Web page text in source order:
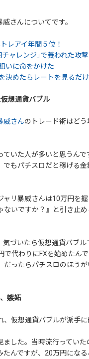
さんについてです。
レアイ年間５位！
ャレンジ｣で養われた攻
いに命をかけた
決めたらレートを見るだけ
想通貨バブル
威さんのトレード術はど
ていた人が多いと思うん
もパチスロだと稼げる
ャリ暴威さんは10万円を
いですか？』と引き止
気づいたら仮想通貨バブ
で代わりにFXを始めたん
だったらパチスロのほう
嫉妬
仮想通貨バブルが派手に
ました。当時流行ってい
たんですが、20万円にな